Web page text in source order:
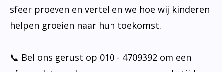
sfeer proeven en vertellen we hoe wij kinderen
helpen groeien naar hun toekomst.
📞 Bel ons gerust op 010 - 4709392 om een